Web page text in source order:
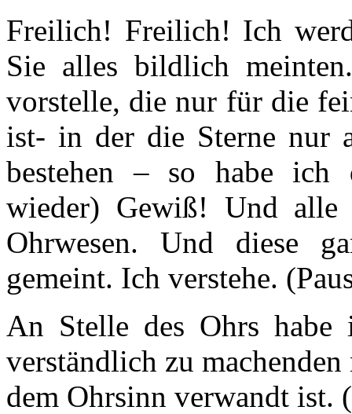
Freilich! Freilich! Ich
Sie alles bildlich
vorstelle, die nur für die
ist- in der die Sterne nur
bestehen – so habe ich
wieder) Gewiß! Und
Ohrwesen. Und diese
gemeint. Ich verstehe.
An Stelle des Ohrs
verständlich zu
dem Ohrsinn verwandt ist.